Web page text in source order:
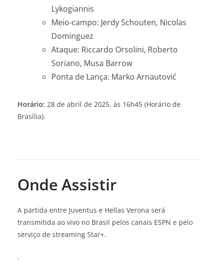
Lykogiannis
Meio-campo: Jerdy Schouten, Nicolas
Dominguez
Ataque: Riccardo Orsolini, Roberto
Soriano, Musa Barrow
Ponta de Lança: Marko Arnautović
Horário: 28 de abril de 2025, às 16h45 (Horário de
Brasília).
Onde Assistir
A partida entre Juventus e Hellas Verona será
transmitida ao vivo no Brasil pelos canais ESPN e pelo
serviço de streaming Star+.
.